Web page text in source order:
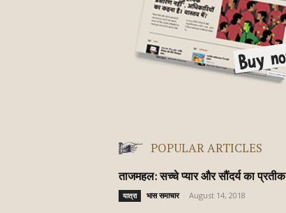
POPULAR ARTICLES
ताजमहल: सच्चे प्यार और सौंदर्य का प्रतीक
यात्रा भास समाचार August 14, 2018